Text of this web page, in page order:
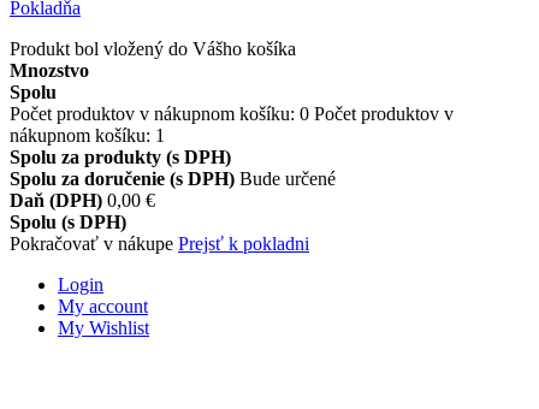
Pokladňa
Produkt bol vložený do Vášho košíka
Mnozstvo
Spolu
Počet produktov v nákupnom košíku: 0 Počet produktov v
nákupnom košíku: 1
Spolu za produkty (s DPH)
Spolu za doručenie (s DPH) Bude určené
Daň (DPH) 0,00 €
Spolu (s DPH)
Pokračovať v nákupe Prejsť k pokladni
Login
My account
My Wishlist